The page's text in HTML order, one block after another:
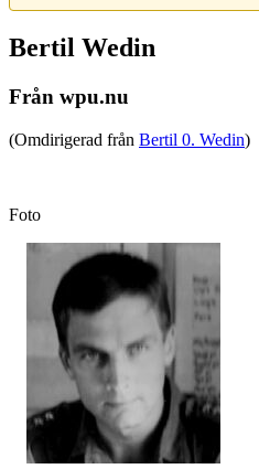
Bertil Wedin
Från wpu.nu
(Omdirigerad från Bertil 0. Wedin)
Foto